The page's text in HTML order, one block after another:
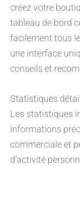
créez votre
tableau de bord
facilement tous
une interface
conseils et
Statistiques
Les statistiques
informations
commerciale et
d’activité